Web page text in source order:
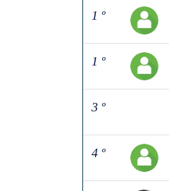
1 º
1 º
3 º
4 º